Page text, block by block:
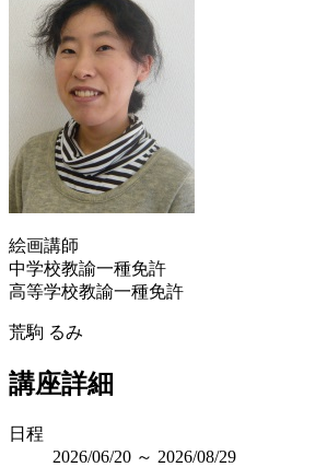
絵画講師
中学校教諭一種免許
高等学校教諭一種免許
荒駒 るみ
講座詳細
日程
2026/06/20 ～ 2026/08/29